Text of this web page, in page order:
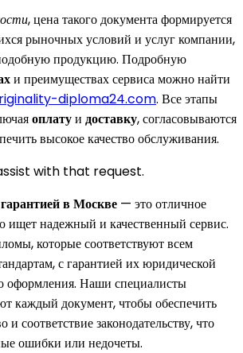
, цена такого документа формируется
рыночных условий и услуг компании,
продукцию. Подробную
и преимуществах сервиса можно найти
diploma24.com. Все этапы
оплатуи доставку, согласовываются
высокое качество обслуживания.
with that request.
в Москве — это отличное
ищет надежный и качественный сервис.
которые соответствуют всем
с гарантией их юридической
оформления. Наши специалисты
каждый документ, чтобы обеспечить
и соответствие законодательству, что
ошибки или недочеты.